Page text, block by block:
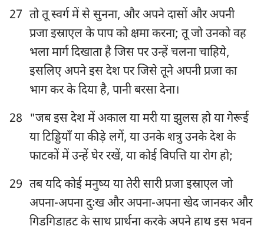
1 2 3 4 5 6
7
8
9 10 11 12 13
14
22
23 24 25 26 27
28
29
32 33
27 तो तू स्वर्ग में से सुनना, और अपने दासों और अपनी
प्रजा इस्राएल के पाप को क्षमा करना; तू जो उनको वह
भला मार्ग दिखाता है जिस पर उन्हें चलना चाहिये,
इसलिए अपने इस देश पर जिसे तूने अपनी प्रजा का
भाग कर के दिया है, पानी बरसा देना।
28 "जब इस देश में अकाल या मरी या झुलस हो या गेरूई
या टिड्डियाँ या कीड़े लगें, या उनके शत्रु उनके देश के
फाटकों में उन्हें घेर रखें, या कोई विपत्ति या रोग हो;
29 तब यदि कोई मनुष्य या तेरी सारी प्रजा इस्राएल जो
अपना-अपना दुःख और अपना-अपना खेद जानकर और
गिड़गिड़ाहट के साथ प्रार्थना करके अपने हाथ इस भवन